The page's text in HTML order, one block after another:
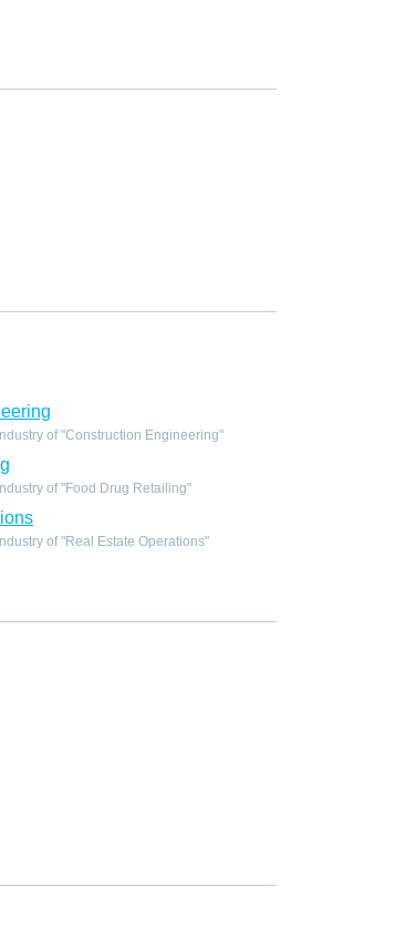
of "Construction Engineering"
of "Food Drug Retailing"
of "Real Estate Operations"